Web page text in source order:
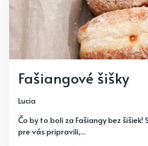
Fašiangové šišky
Lucia
Čo by to boli za Fašiangy bez šišiek!
pre vás pripravili,...